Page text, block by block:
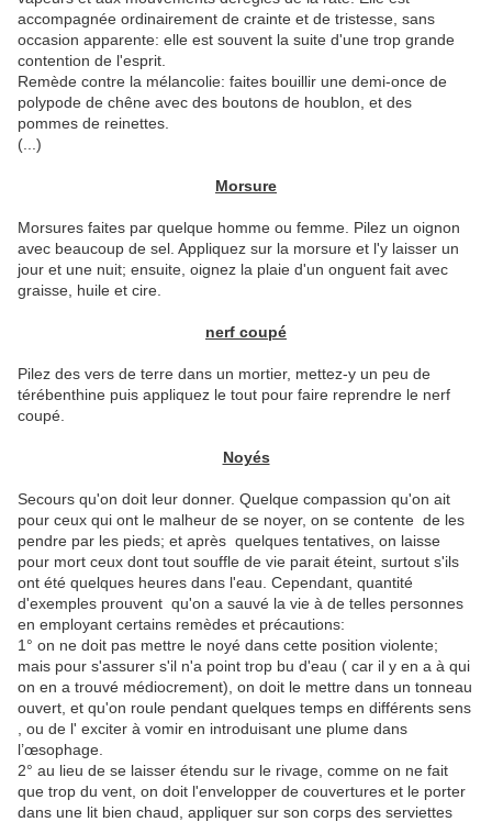
accompagnée ordinairement de crainte et de tristesse, sans
occasion apparente: elle est souvent la suite d'une trop grande
contention de l'esprit.
Remède contre la mélancolie: faites bouillir une demi-once de
polypode de chêne avec des boutons de houblon, et des
pommes de reinettes.
(...)
Morsure
Morsures faites par quelque homme ou femme. Pilez un oignon
avec beaucoup de sel. Appliquez sur la morsure et l'y laisser un
jour et une nuit; ensuite, oignez la plaie d'un onguent fait avec
graisse, huile et cire.
nerf coupé
Pilez des vers de terre dans un mortier, mettez-y un peu de
térébenthine puis appliquez le tout pour faire reprendre le nerf
coupé.
Noyés
Secours qu'on doit leur donner. Quelque compassion qu'on ait
pour ceux qui ont le malheur de se noyer, on se contente de les
pendre par les pieds; et après quelques tentatives, on laisse
pour mort ceux dont tout souffle de vie parait éteint, surtout s'ils
ont été quelques heures dans l'eau. Cependant, quantité
d'exemples prouvent qu'on a sauvé la vie à de telles personnes
en employant certains remèdes et précautions:
1° on ne doit pas mettre le noyé dans cette position violente;
mais pour s'assurer s'il n'a point trop bu d'eau ( car il y en a à qui
on en a trouvé médiocrement), on doit le mettre dans un tonneau
ouvert, et qu'on roule pendant quelques temps en différents sens
, ou de l' exciter à vomir en introduisant une plume dans
l’œsophage.
2° au lieu de se laisser étendu sur le rivage, comme on ne fait
que trop du vent, on doit l'envelopper de couvertures et le porter
dans une lit bien chaud, appliquer sur son corps des serviettes